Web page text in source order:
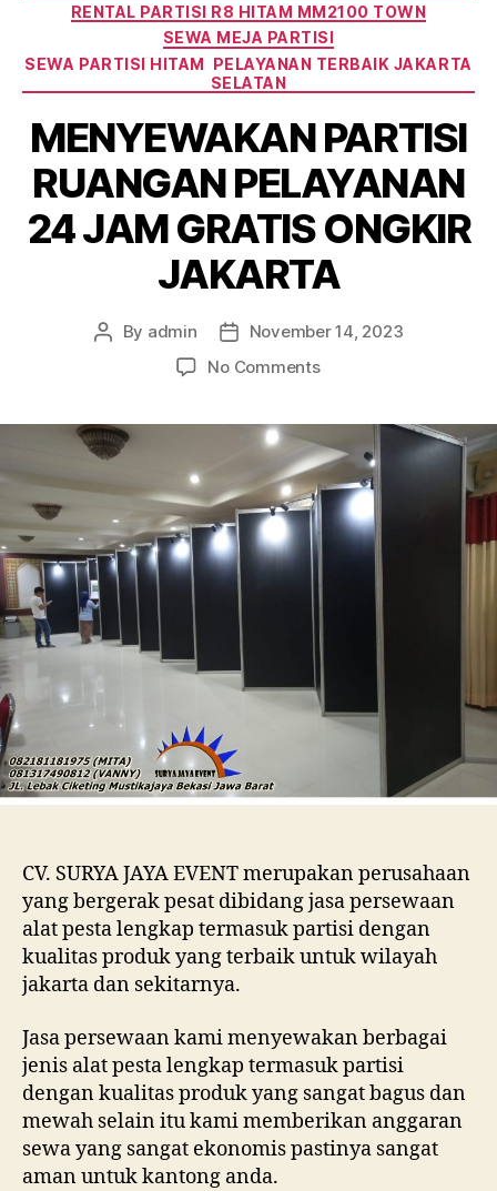
RENTAL PARTISI R8 HITAM MM2100 TOWN
SEWA MEJA PARTISI
SEWA PARTISI HITAM PELAYANAN TERBAIK JAKARTA
SELATAN
MENYEWAKAN PARTISI
RUANGAN PELAYANAN
24 JAM GRATIS ONGKIR
JAKARTA
Post
By admin
Post
date
November 14, 2023
No Commentson
RUANGAN
PELAYANAN
24
JAM
GRATIS
ONGKIR
JAKARTA
CV. SURYA JAYA EVENT merupakan perusahaan
yang bergerak pesat dibidang jasa persewaan
alat pesta lengkap termasuk partisi dengan
kualitas produk yang terbaik untuk wilayah
jakarta dan sekitarnya.
Jasa persewaan kami menyewakan berbagai
jenis alat pesta lengkap termasuk partisi
dengan kualitas produk yang sangat bagus dan
mewah selain itu kami memberikan anggaran
sewa yang sangat ekonomis pastinya sangat
aman untuk kantong anda.